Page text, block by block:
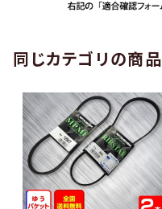
同じカテゴリの商品